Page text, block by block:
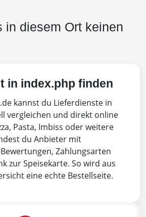
in diesem Ort keinen
in index.php finden
kannst du Lieferdienste in
vergleichen und direkt online
Pasta, Imbiss oder weitere
du Anbieter mit
Zahlungsarten
zur Speisekarte. So wird aus
eine echte Bestellseite.